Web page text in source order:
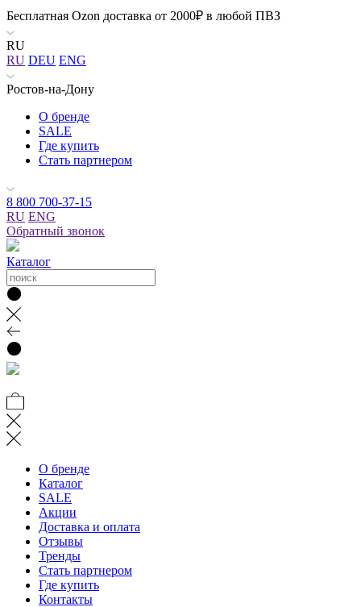
Бесплатная Ozon доставка от 2000₽ в любой ПВЗ
RU
RU DEU ENG
Ростов-на-Дону
О бренде
SALE
Где купить
Стать партнером
8 800 700-37-15
RU ENG
Обратный звонок
Каталог
О бренде
Каталог
SALE
Акции
Доставка и оплата
Отзывы
Тренды
Стать партнером
Где купить
Контакты